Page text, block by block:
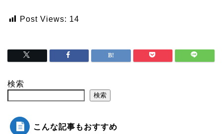
Post Views: 14
検索
検索
こんな記事もおすすめ